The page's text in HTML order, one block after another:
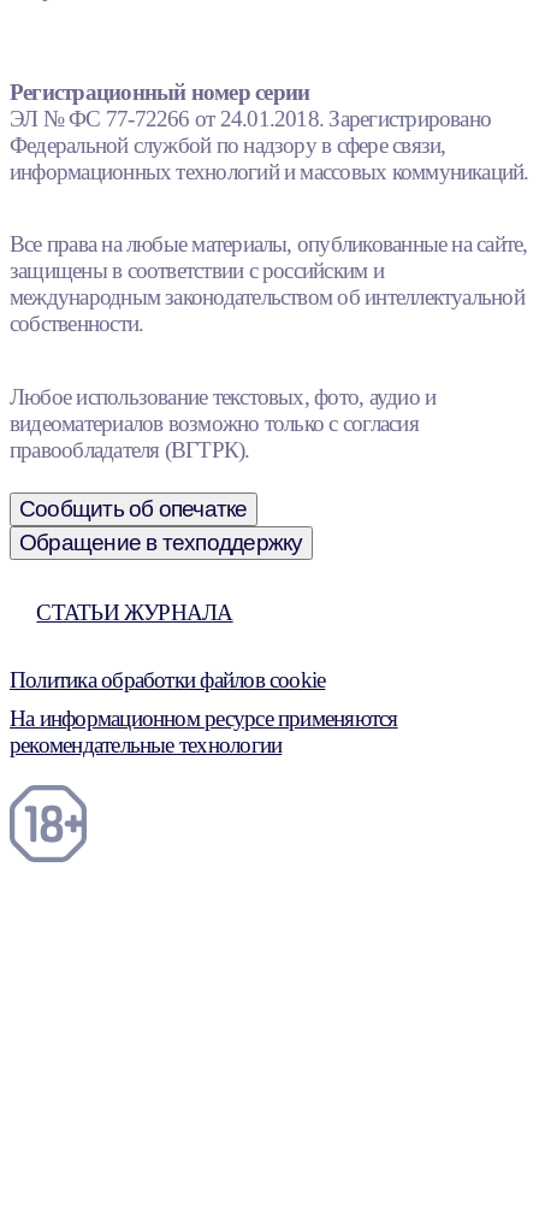
Регистрационный номер серии
ЭЛ № ФС 77-72266 от 24.01.2018. Зарегистрировано
Федеральной службой по надзору в сфере связи,
информационных технологий и массовых коммуникаций.
Все права на любые материалы, опубликованные на сайте,
защищены в соответствии с российским и
международным законодательством об интеллектуальной
собственности.
Любое использование текстовых, фото, аудио и
видеоматериалов возможно только с согласия
правообладателя (ВГТРК).
Сообщить об опечатке
Обращение в техподдержку
СТАТЬИ ЖУРНАЛА
Политика обработки файлов cookie
На информационном ресурсе применяются
рекомендательные технологии